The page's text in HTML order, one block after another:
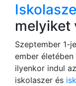
melyiket
Szeptember 1-
ember
ilyenkor indul
iskolaszer és